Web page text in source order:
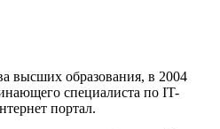
высших образования, в 2004
специалиста по IT-
портал.